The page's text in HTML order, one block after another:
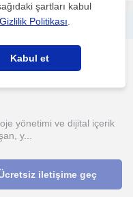
yönetimi ve dijital içerik
y...
iletişime geç
şartları kabul
Gizlilik Politikası
Kabul et